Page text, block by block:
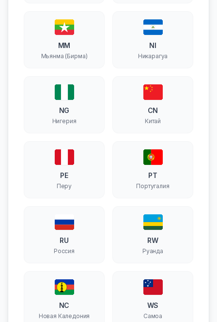
MM
Мьянма (Бирма)
NI
Никарагуа
NG
Нигерия
CN
Китай
PE
Перу
PT
Португалия
RU
Россия
RW
Руанда
NC
Новая Каледония
WS
Самоа